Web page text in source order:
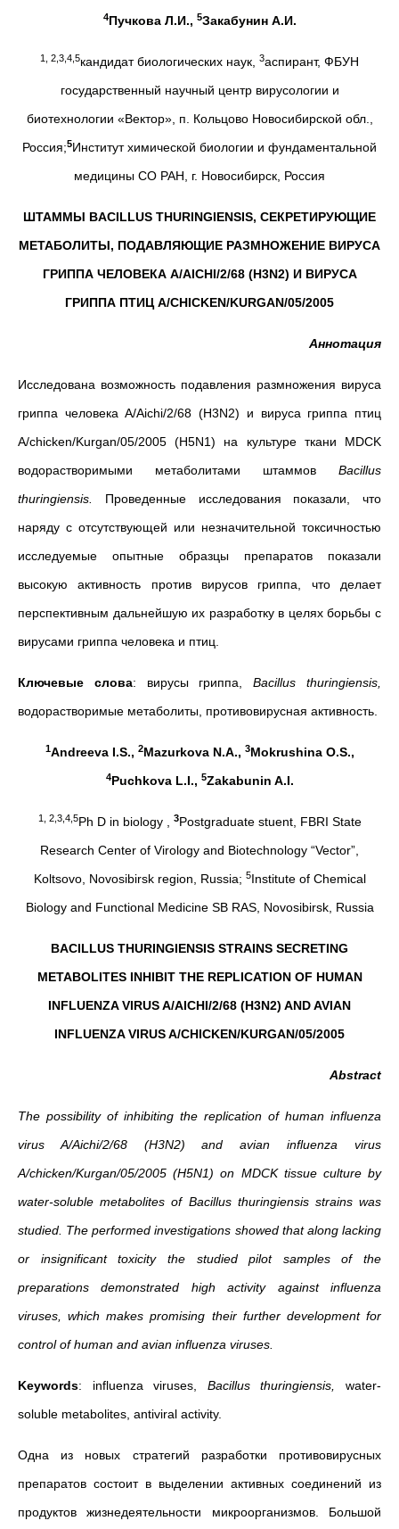
4Пучкова Л.И., 5Закабунин А.И.
1, 2,3,4,5кандидат биологических наук, 3аспирант, ФБУН
государственный научный центр вирусологии и
биотехнологии «Вектор», п. Кольцово Новосибирской обл.,
Россия;5Институт химической биологии и фундаментальной
медицины СО РАН, г. Новосибирск, Россия
ШТАММЫ BACILLUS THURINGIENSIS, СЕКРЕТИРУЮЩИЕ
МЕТАБОЛИТЫ, ПОДАВЛЯЮЩИЕ РАЗМНОЖЕНИЕ ВИРУСА
ГРИППА ЧЕЛОВЕКА A/AICHI/2/68 (H3N2) И ВИРУСА
ГРИППА ПТИЦ A/CHICKEN/KURGAN/05/2005
Аннотация
Исследована возможность подавления размножения вируса
гриппа человека A/Aichi/2/68 (H3N2) и вируса гриппа птиц
A/chicken/Kurgan/05/2005 (H5N1) на культуре ткани MDСK
водорастворимыми метаболитами штаммов Bacillus
thuringiensis
Проведенные исследования показали, что
наряду с отсутствующей или незначительной токсичностью
исследуемые опытные образцы препаратов показали
высокую активность против вирусов гриппа, что делает
перспективным дальнейшую их разработку в целях борьбы с
вирусами гриппа человека и птиц.
Ключевые слова: вирусы гриппа,Bacillus thuringiensis
водорастворимые метаболиты, противовирусная активность.
1Andreeva I.S., 2Mazurkova N.A., 3Mokrushina O.S.,
4Puchkova L.I., 5Zakabunin A.I.
1, 2,3,4,5Ph D in biology , 3Postgraduate stuent, FBRI State
Research Center of Virology and Biotechnology “Vector”,
Koltsovo, Novosibirsk region, Russia; 5Institute of Chemical
Biology and Functional Medicine SB RAS, Novosibirsk, Russia
BACILLUS THURINGIENSIS STRAINS SECRETING
METABOLITES INHIBIT THE REPLICATION OF HUMAN
INFLUENZA VIRUS A/AICHI/2/68 (H3N2) AND AVIAN
INFLUENZA VIRUS A/CHICKEN/KURGAN/05/2005
Abstract
The possibility of inhibiting the replication of human influenza
virus A/Aichi/2/68 (H3N2) and avian influenza virus
A/chicken/Kurgan/05/2005 (H5N1) on MDCK tissue culture by
water-soluble metabolites of Bacillus thuringiensis strains was
studied. The performed investigations showed that along lacking
or insignificant toxicity the studied pilot samples of the
preparations demonstrated high activity against influenza
viruses, which makes promising their further development for
control of human and avian influenza viruses.
Keywords: influenza viruses, Bacillus thuringiensis,water-
soluble metabolites, antiviral activity.
Одна из новых стратегий разработки противовирусных
препаратов состоит в выделении активных соединений из
продуктов жизнедеятельности микроорганизмов. Большой